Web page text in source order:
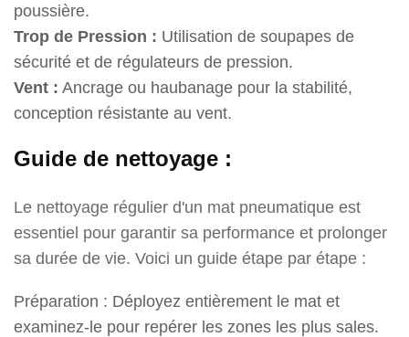
poussière.
Trop de Pression : Utilisation de soupapes de
sécurité et de régulateurs de pression.
Vent : Ancrage ou haubanage pour la stabilité,
conception résistante au vent.
Guide de nettoyage :
Le nettoyage régulier d'un mat pneumatique est
essentiel pour garantir sa performance et prolonger
sa durée de vie. Voici un guide étape par étape :
Préparation : Déployez entièrement le mat et
examinez-le pour repérer les zones les plus sales.